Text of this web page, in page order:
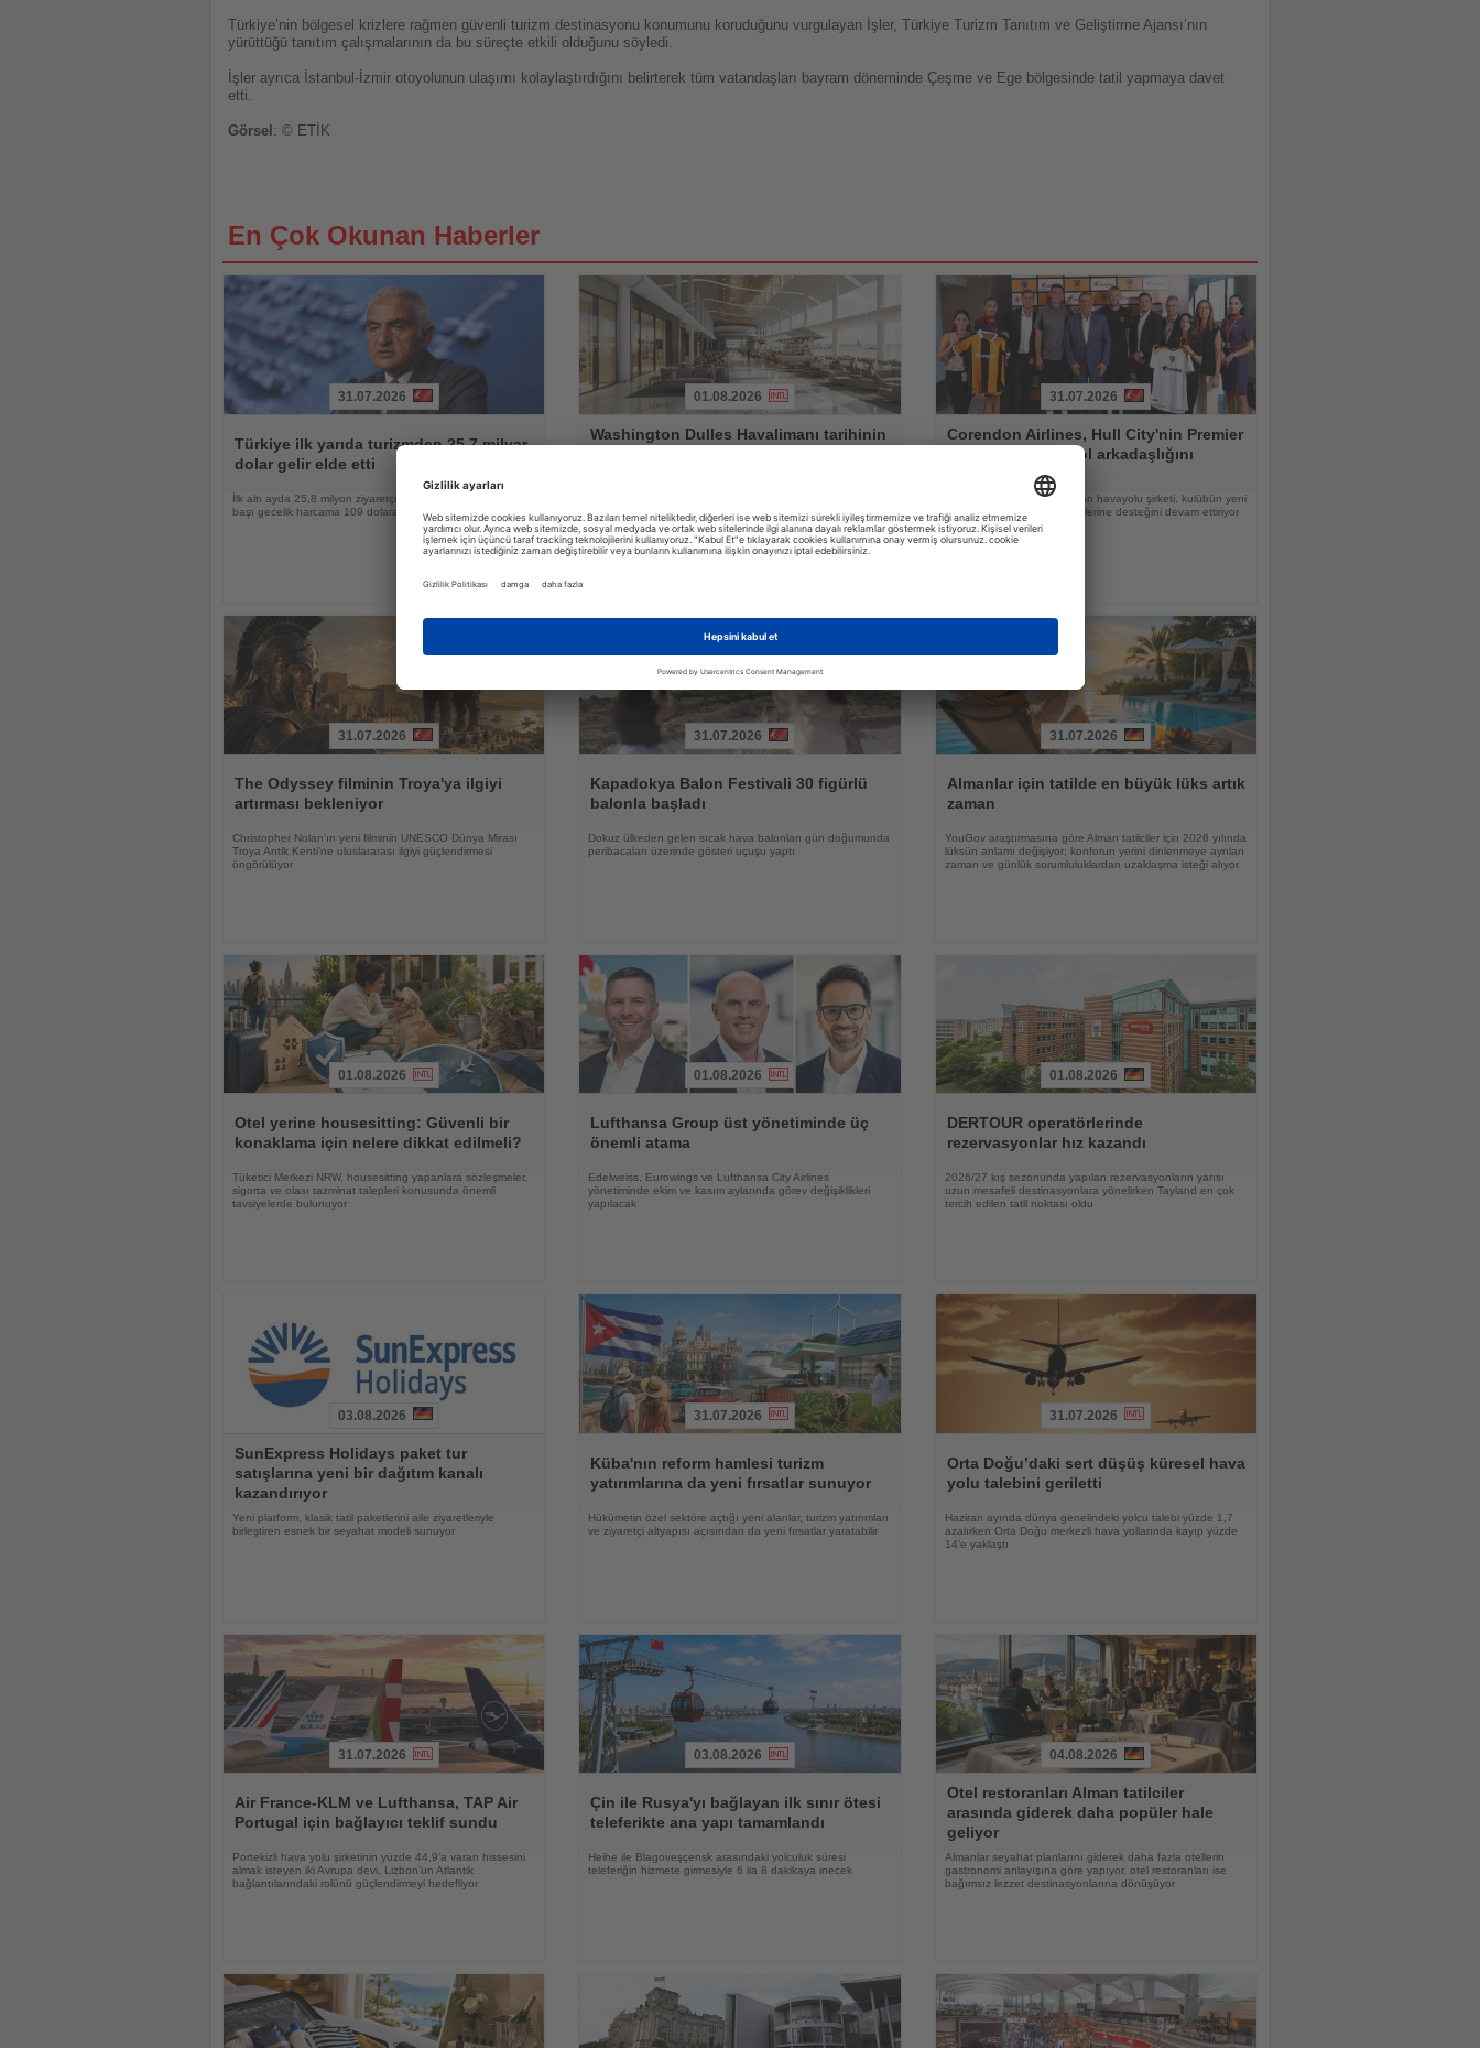
Türkiye’nin bölgesel krizlere rağmen güvenli turizm destinasyonu konumunu koruduğunu vurgulayan İşler, Türkiye Turizm Tanıtım ve Geliştirme Ajansı’nın
yürüttüğü tanıtım çalışmalarının da bu süreçte etkili olduğunu söyledi.
İşler ayrıca İstanbul-İzmir otoyolunun ulaşımı kolaylaştırdığını belirterek tüm vatandaşları bayram döneminde Çeşme ve Ege bölgesinde tatil yapmaya davet
etti.
Görsel : © ETİK
En Çok Okunan Haberler
Oku
31.07.2026
Türkiye ilk yarıda turizmden 25,7 milyar
dolar gelir elde etti
İlk altı ayda 25,8 milyon ziyaretçi ağırlayan Türkiye’de kişi
başı gecelik harcama 109 dolara yükseldi
Oku
01.08.2026
Washington Dulles Havalimanı tarihinin
artırılacak, AeroTrain ağı genişletilecek ve yolcu konforu
önemli ölçüde iyileştirilecek
Oku
31.07.2026
Corendon Airlines, Hull City'nin Premier
Lig hedefindeki yol arkadaşlığını
Resmi sponsorluğunu uzatan havayolu şirketi, kulübün yeni
sezon ve Premier Lig hedeflerine desteğini devam ettiriyor
Oku
31.07.2026
The Odyssey filminin Troya'ya ilgiyi
artırması bekleniyor
Christopher Nolan'ın yeni filminin UNESCO Dünya Mirası
Troya Antik Kenti'ne uluslararası ilgiyi güçlendirmesi
öngörülüyor
Oku
31.07.2026
Kapadokya Balon Festivali 30 figürlü
balonla başladı
Dokuz ülkeden gelen sıcak hava balonları gün doğumunda
peribacaları üzerinde gösteri uçuşu yaptı
Oku
31.07.2026
Almanlar için tatilde en büyük lüks artık
zaman
YouGov araştırmasına göre Alman tatilciler için 2026 yılında
lüksün anlamı değişiyor; konforun yerini dinlenmeye ayrılan
zaman ve günlük sorumluluklardan uzaklaşma isteği alıyor
Oku
01.08.2026
Otel yerine housesitting: Güvenli bir
konaklama için nelere dikkat edilmeli?
Tüketici Merkezi NRW, housesitting yapanlara sözleşmeler,
sigorta ve olası tazminat talepleri konusunda önemli
tavsiyelerde bulunuyor
Oku
01.08.2026
Lufthansa Group üst yönetiminde üç
önemli atama
Edelweiss, Eurowings ve Lufthansa City Airlines
yönetiminde ekim ve kasım aylarında görev değişiklikleri
yapılacak
Oku
01.08.2026
DERTOUR operatörlerinde
rezervasyonlar hız kazandı
2026/27 kış sezonunda yapılan rezervasyonların yarısı
uzun mesafeli destinasyonlara yönelirken Tayland en çok
tercih edilen tatil noktası oldu
Oku
03.08.2026
SunExpress Holidays paket tur
satışlarına yeni bir dağıtım kanalı
kazandırıyor
Yeni platform, klasik tatil paketlerini aile ziyaretleriyle
birleştiren esnek bir seyahat modeli sunuyor
Oku
31.07.2026
Küba'nın reform hamlesi turizm
yatırımlarına da yeni fırsatlar sunuyor
Hükümetin özel sektöre açtığı yeni alanlar, turizm yatırımları
ve ziyaretçi altyapısı açısından da yeni fırsatlar yaratabilir
Oku
31.07.2026
Orta Doğu’daki sert düşüş küresel hava
yolu talebini geriletti
Haziran ayında dünya genelindeki yolcu talebi yüzde 1,7
azalırken Orta Doğu merkezli hava yollarında kayıp yüzde
14’e yaklaştı
Oku
31.07.2026
Air France-KLM ve Lufthansa, TAP Air
Portugal için bağlayıcı teklif sundu
Portekizli hava yolu şirketinin yüzde 44,9’a varan hissesini
almak isteyen iki Avrupa devi, Lizbon’un Atlantik
bağlantılarındaki rolünü güçlendirmeyi hedefliyor
Oku
03.08.2026
Çin ile Rusya'yı bağlayan ilk sınır ötesi
teleferikte ana yapı tamamlandı
Heihe ile Blagoveşçensk arasındaki yolculuk süresi
teleferiğin hizmete girmesiyle 6 ila 8 dakikaya inecek
Oku
04.08.2026
Otel restoranları Alman tatilciler
arasında giderek daha popüler hale
geliyor
Almanlar seyahat planlarını giderek daha fazla otellerin
gastronomi anlayışına göre yapıyor, otel restoranları ise
bağımsız lezzet destinasyonlarına dönüşüyor